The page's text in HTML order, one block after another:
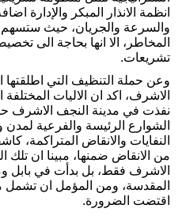
انظمة الانذار المبكر والإدارة
والسرعة والجريان، حيث ستسهم
المخاطر، الا انها بحاجة الى
تشريعات.
وعن حملة التنظيف التي
نفذت في مدينة النجف الاشرف
الشوارع الرئيسة والفرعية
من الانقاض ضمنها، مبينا ان
الاشرف فقط، بل بدأت في بابل
المقدسة، ومن المؤمل ان
اقتضت الضرورة.